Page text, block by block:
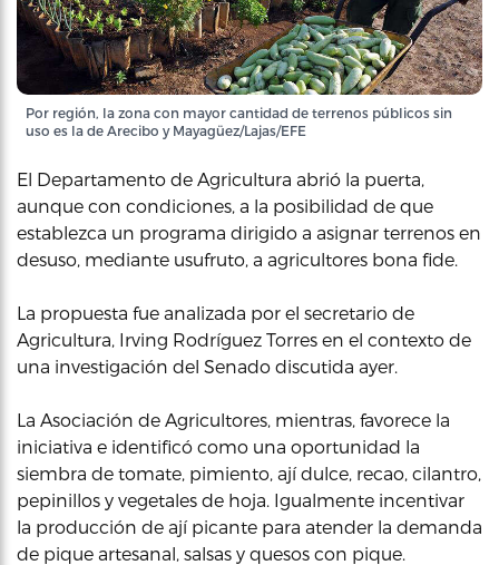
Por región, la zona con mayor cantidad de terrenos públicos sin
uso es la de Arecibo y Mayagüez/Lajas/EFE
El Departamento de Agricultura abrió la puerta,
aunque con condiciones, a la posibilidad de que
establezca un programa dirigido a asignar terrenos en
desuso, mediante usufruto, a agricultores bona fide.
La propuesta fue analizada por el secretario de
Agricultura, Irving Rodríguez Torres en el contexto de
una investigación del Senado discutida ayer.
La Asociación de Agricultores, mientras, favorece la
iniciativa e identificó como una oportunidad la
siembra de tomate, pimiento, ají dulce, recao, cilantro,
pepinillos y vegetales de hoja. Igualmente incentivar
la producción de ají picante para atender la demanda
de pique artesanal, salsas y quesos con pique.